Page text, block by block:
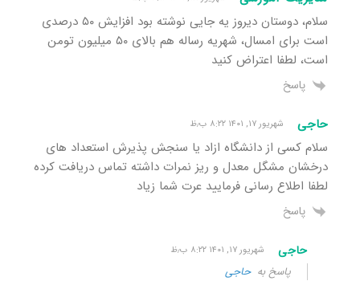
سلام، دوستان دیروز یه جایی نوشته بود افزایش ۵۰ درصدی
است برای امسال، شهریه رساله هم بالای ۵۰ میلیون تومن
است، لطفا اعتراض کنید
پاسخ
حاجی شهریور ۱۷, ۱۴۰۱ ۸:۲۲ ب٫ظ
سلام کسی از دانشگاه ازاد یا سنجش پذیرش استعداد های
درخشان مشگل معدل و ریز نمرات داشته تماس دریافت کرده
لطفا اطلاع رسانی فرمایید عرت شما زیاد
پاسخ
حاجی شهریور ۱۷, ۱۴۰۱ ۸:۲۲ ب٫ظ
پاسخ بهحاجی